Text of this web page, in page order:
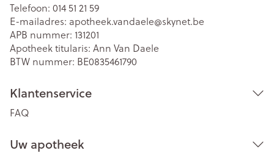
Telefoon: 014 51 21 59
E-mailadres: apotheek.vandaele@skynet.be
APB nummer: 131201
Apotheek titularis: Ann Van Daele
BTW nummer: BE0835461790
Klantenservice
FAQ
Uw apotheek